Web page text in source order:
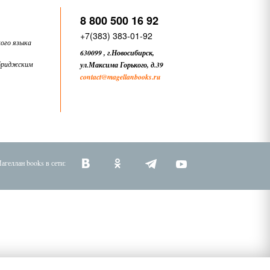
языка
8 800 500 16 92
+7(383) 383-01-92
630099, г.Новосибирск,
ул.Максима Горького, д.39
contact@magellanbooks.ru
books в сети: